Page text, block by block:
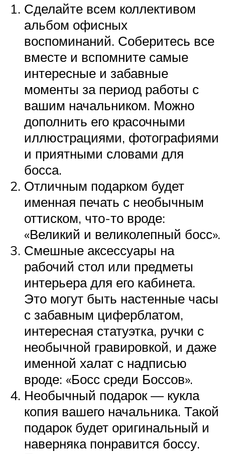
Сделайте всем коллективом
альбом офисных
воспоминаний. Соберитесь все
вместе и вспомните самые
интересные и забавные
моменты за период работы с
вашим начальником. Можно
дополнить его красочными
иллюстрациями, фотографиями
и приятными словами для
босса.
Отличным подарком будет
именная печать с необычным
оттиском, что-то вроде:
«Великий и великолепный босс».
Смешные аксессуары на
рабочий стол или предметы
интерьера для его кабинета.
Это могут быть настенные часы
с забавным циферблатом,
интересная статуэтка, ручки с
необычной гравировкой, и даже
именной халат с надписью
вроде: «Босс среди Боссов».
Необычный подарок — кукла
копия вашего начальника. Такой
подарок будет оригинальный и
наверняка понравится боссу.